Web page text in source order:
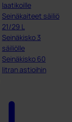
laatikoille
Seinäkaiteet säiliö
21/29 L
Seinäkisko 3
säiliölle
Seinäkisko 60
litran astioihin